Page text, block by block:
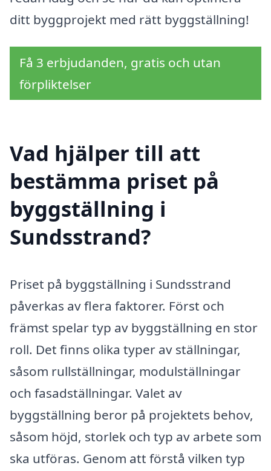
ditt byggprojekt med rätt byggställning!
Få 3 erbjudanden, gratis och utan
förpliktelser
Vad hjälper till att
bestämma priset på
byggställning i
Sundsstrand?
Priset på byggställning i Sundsstrand
påverkas av flera faktorer. Först och
främst spelar typ av byggställning en stor
roll. Det finns olika typer av ställningar,
såsom rullställningar, modulställningar
och fasadställningar. Valet av
byggställning beror på projektets behov,
såsom höjd, storlek och typ av arbete som
ska utföras. Genom att förstå vilken typ